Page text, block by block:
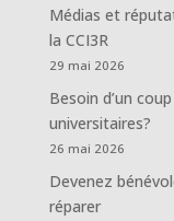
Médias et
la CCI3R
29 mai 2026
Besoin d’un
universitaires?
26 mai 2026
Devenez
réparer